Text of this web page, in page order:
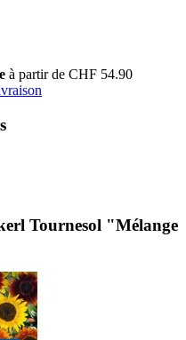
à partir de CHF 54.90
Tournesol "Mélange